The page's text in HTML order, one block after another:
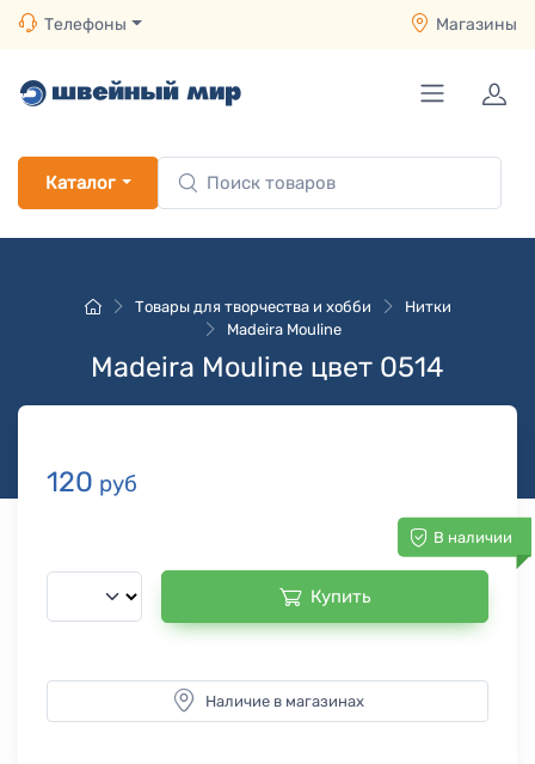
Телефоны Магазины
Каталог
Товары для творчества и хобби
Нитки
Madeira Mouline
Madeira Mouline цвет 0514
120 руб
В наличии
Купить
Наличие в магазинах